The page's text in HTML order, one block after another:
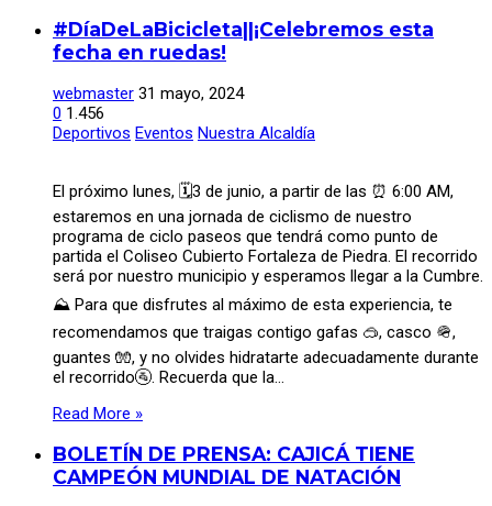
#DíaDeLaBicicleta||¡Celebremos esta
fecha en ruedas!
webmaster 31 mayo, 2024
0 1.456
Deportivos Eventos Nuestra Alcaldía
El próximo lunes, 🗓3 de junio, a partir de las ⏰ 6:00 AM,
estaremos en una jornada de ciclismo de nuestro
programa de ciclo paseos que tendrá como punto de
partida el Coliseo Cubierto Fortaleza de Piedra. El recorrido
será por nuestro municipio y esperamos llegar a la Cumbre.
⛰️ Para que disfrutes al máximo de esta experiencia, te
recomendamos que traigas contigo gafas 🥽, casco 🪖,
guantes 🧤, y no olvides hidratarte adecuadamente durante
el recorrido🚰. Recuerda que la…
Read More »
BOLETÍN DE PRENSA: CAJICÁ TIENE
CAMPEÓN MUNDIAL DE NATACIÓN